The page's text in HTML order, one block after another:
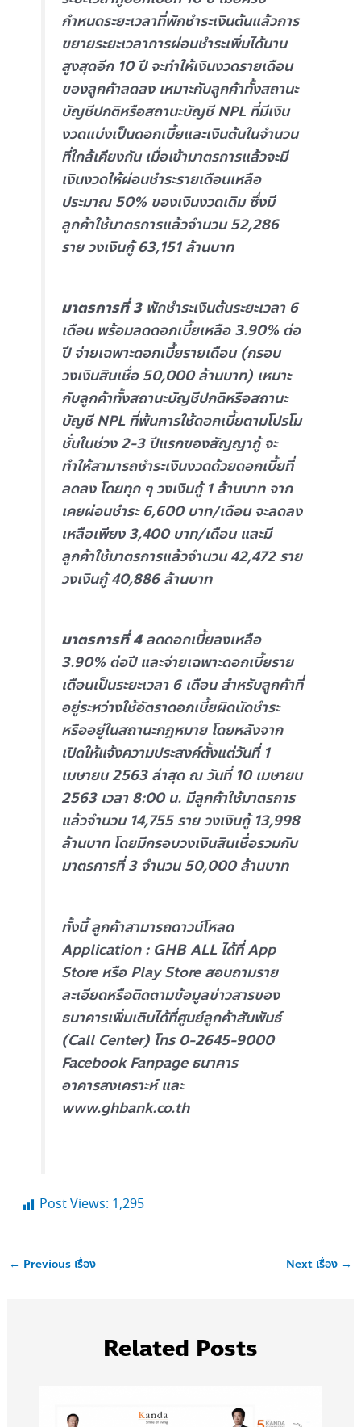
กำหนดระยะเวลาที่พักชำระเงินต้นแล้วการ
ขยายระยะเวลาการผ่อนชำระเพิ่มได้นาน
สูงสุดอีก 10 ปี จะทำให้เงินงวดรายเดือน
ของลูกค้าลดลง เหมาะกับลูกค้าทั้งสถานะ
บัญชีปกติหรือสถานะบัญชี NPL ที่มีเงิน
งวดแบ่งเป็นดอกเบี้ยและเงินต้นในจำนวน
ที่ใกล้เคียงกัน เมื่อเข้ามาตรการแล้วจะมี
เงินงวดให้ผ่อนชำระรายเดือนเหลือ
ประมาณ 50% ของเงินงวดเดิม ซึ่งมี
ลูกค้าใช้มาตรการแล้วจำนวน 52,286
ราย วงเงินกู้ 63,151 ล้านบาท
มาตรการที่ 3พักชำระเงินต้นระยะเวลา 6
เดือน พร้อมลดดอกเบี้ยเหลือ 3.90% ต่อ
ปี จ่ายเฉพาะดอกเบี้ยรายเดือน (กรอบ
วงเงินสินเชื่อ 50,000 ล้านบาท) เหมาะ
กับลูกค้าทั้งสถานะบัญชีปกติหรือสถานะ
บัญชี NPL ที่พ้นการใช้ดอกเบี้ยตามโปรโม
ชั่นในช่วง 2-3 ปีแรกของสัญญากู้ จะ
ทำให้สามารถชำระเงินงวดด้วยดอกเบี้ยที่
ลดลง โดยทุก ๆ วงเงินกู้ 1 ล้านบาท จาก
เคยผ่อนชำระ 6,600 บาท/เดือน จะลดลง
เหลือเพียง 3,400 บาท/เดือน และมี
ลูกค้าใช้มาตรการแล้วจำนวน 42,472 ราย
วงเงินกู้ 40,886 ล้านบาท
มาตรการที่ 4ลดดอกเบี้ยลงเหลือ
3.90% ต่อปี และจ่ายเฉพาะดอกเบี้ยราย
เดือนเป็นระยะเวลา 6 เดือน สำหรับลูกค้าที่
อยู่ระหว่างใช้อัตราดอกเบี้ยผิดนัดชำระ
หรืออยู่ในสถานะกฎหมาย โดยหลังจาก
เปิดให้แจ้งความประสงค์ตั้งแต่วันที่ 1
เมษายน 2563 ล่าสุด ณ วันที่ 10 เมษายน
2563 เวลา 8:00 น. มีลูกค้าใช้มาตรการ
แล้วจำนวน 14,755 ราย วงเงินกู้ 13,998
ล้านบาท โดยมีกรอบวงเงินสินเชื่อรวมกับ
มาตรการที่ 3 จำนวน 50,000 ล้านบาท
ทั้งนี้ ลูกค้าสามารถดาวน์โหลด
Application : GHB ALL ได้ที่ App
Store หรือ Play Store สอบถามราย
ละเอียดหรือติดตามข้อมูลข่าวสารของ
ธนาคารเพิ่มเติมได้ที่ศูนย์ลูกค้าสัมพันธ์
(Call Center) โทร 0-2645-9000
Facebook Fanpage ธนาคาร
อาคารสงเคราะห์ และ
www.ghbank.co.th
Post Views: 1,295
← Previous เรื่อง Next เรื่อง →
Related Posts